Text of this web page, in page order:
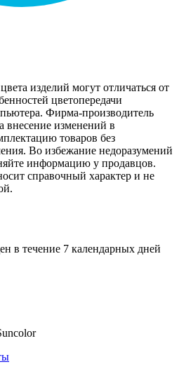
изделий могут отличаться от
цветопередачи
Фирма-производитель
внесение изменений в
товаров без
Во избежание недоразумений
информацию у продавцов.
справочный характер и не
в течение 7 календарных дней